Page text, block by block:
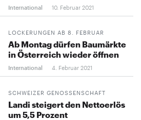
International 10. Februar 2021
LOCKERUNGEN AB 8. FEBRUAR
Ab Montag dürfen Baumärkte
in Österreich wieder öffnen
International 4. Februar 2021
SCHWEIZER GENOSSENSCHAFT
Landi steigert den Nettoerlös
um 5,5 Prozent